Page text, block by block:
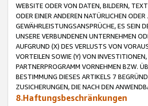
WEBSITE ODER VON DATEN, BILDERN,
ODER EINER ANDEREN NATÜRLICHEN
GEWÄHRLEISTUNGSANSPRÜCHE, ES SEIN
UNSERE VERBUNDENEN UNTERNEHMEN
AUFGRUND (X) DES VERLUSTS VON
VORTEILEN SOWIE (Y) VON
PARTNERPROGRAMM VORNEHMEN BZW.
BESTIMMUNG DIESES ARTIKELS 7
ZUSICHERUNGEN, DIE NACH DEN
8.Haftungsbeschränkungen